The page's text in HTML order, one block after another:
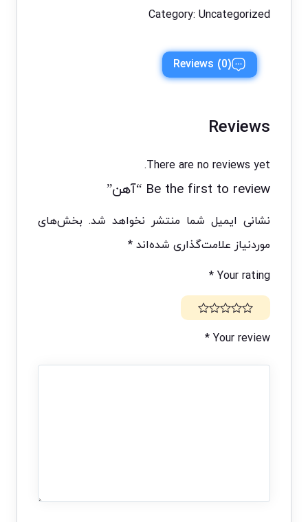
Category: Uncategorized
Reviews (0)
Reviews
There are no reviews yet.
Be the first to review “آهن”
نشانی ایمیل شما منتشر نخواهد شد. بخش‌های
موردنیاز علامت‌گذاری شده‌اند*
Your rating
*
Your review
*